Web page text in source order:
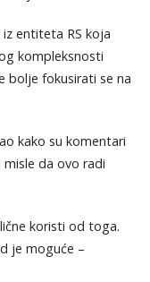
entiteta RS koja
kompleksnosti
bolje fokusirati se na
kako su komentari
da ovo radi
koristi od toga.
je moguće –